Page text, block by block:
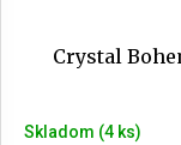
Crystal
Skladom (4 ks)